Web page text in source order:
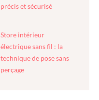
précis et sécurisé
Store intérieur
électrique sans fil : la
technique de pose sans
perçage